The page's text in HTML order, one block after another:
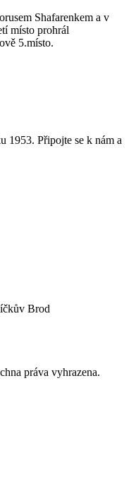
Shafarenkem a v
místo prohrál
5.místo.
1953. Připojte se k nám a
Brod
práva vyhrazena.